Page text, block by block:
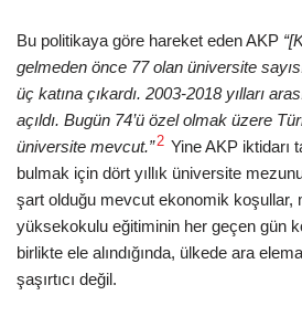
Bu politikaya göre hareket eden AKP
gelmeden önce 77 olan üniversite
üç katına çıkardı. 2003-2018 yılları
açıldı. Bugün 74’ü özel olmak üzere
üniversite mevcut.” 2 Yine AKP iktidarı
bulmak için dört yıllık üniversite
şart olduğu mevcut ekonomik koşullar,
yüksekokulu eğitiminin her geçen gün
birlikte ele alındığında, ülkede ara
şaşırtıcı değil.